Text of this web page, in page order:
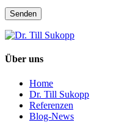
Senden
Über uns
Home
Dr. Till Sukopp
Referenzen
Blog-News